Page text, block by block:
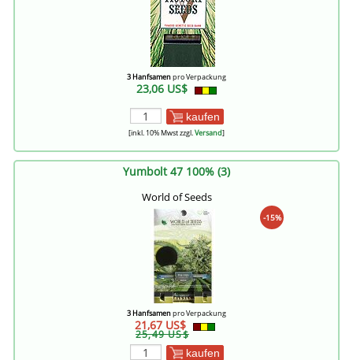
3 Hanfsamenpro Verpackung
23,06 US$
kaufen
[inkl. 10% Mwst zzgl.Versand]
Yumbolt 47 100% (3)
World of Seeds
-15%
3 Hanfsamenpro Verpackung
21,67 US$
25,49 US$
kaufen